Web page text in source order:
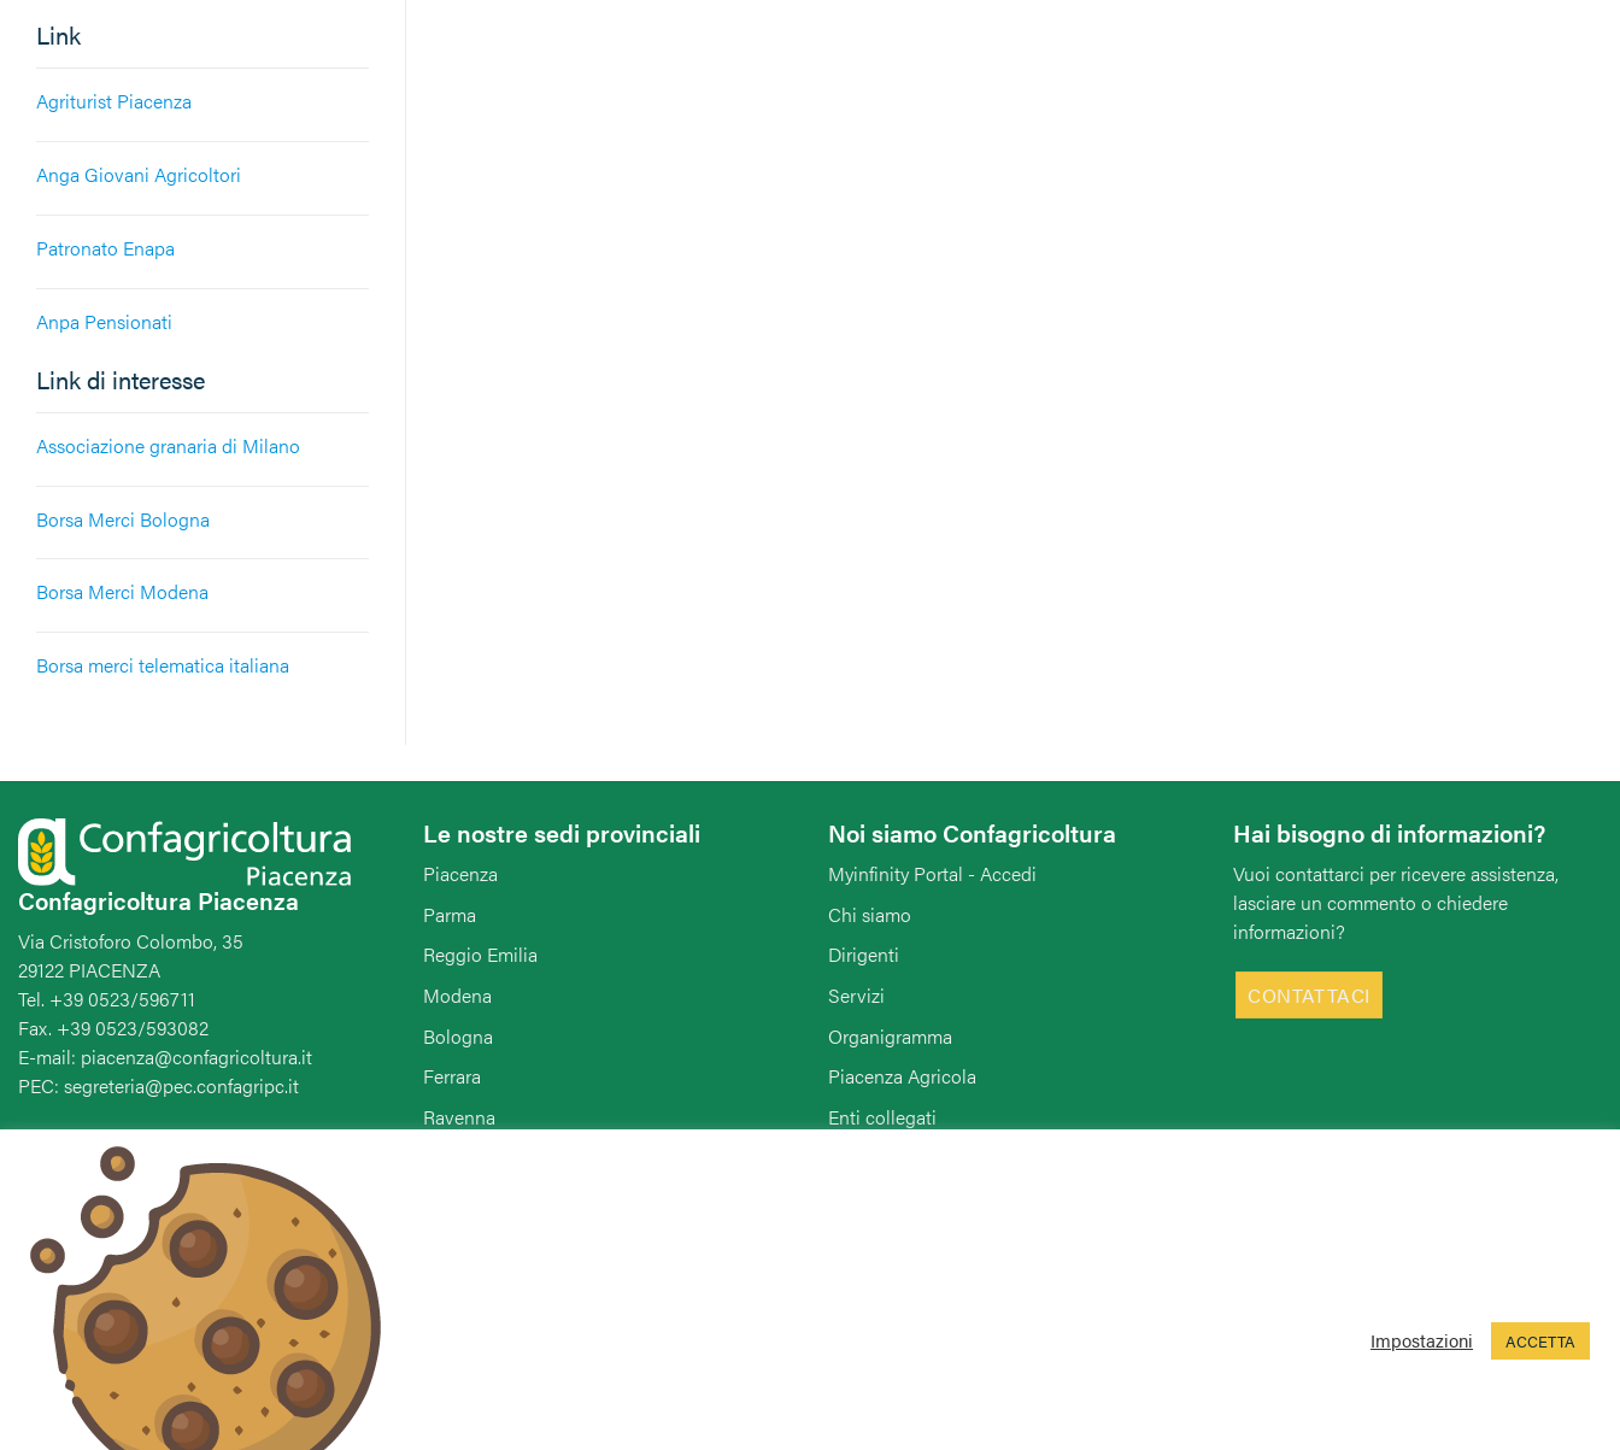
Link
Agriturist Piacenza
Anga Giovani Agricoltori
Patronato Enapa
Anpa Pensionati
Link di interesse
Associazione granaria di Milano
Borsa Merci Bologna
Borsa Merci Modena
Borsa merci telematica italiana
Confagricoltura Piacenza
Via Cristoforo Colombo, 35
29122 PIACENZA
Tel. +39 0523/596711
Fax. +39 0523/593082
E-mail: piacenza@confagricoltura.it
PEC: segreteria@pec.confagripc.it
Le nostre sedi provinciali
Piacenza
Parma
Reggio Emilia
Modena
Bologna
Ferrara
Ravenna
Noi siamo Confagricoltura
Myinfinity Portal - Accedi
Chi siamo
Dirigenti
Servizi
Organigramma
Piacenza Agricola
Enti collegati
Hai bisogno di informazioni?
Vuoi contattarci per ricevere assistenza,
lasciare un commento o chiedere
informazioni?
CONTATTACI
Seguici sui social
Impostazioni ACCETTA